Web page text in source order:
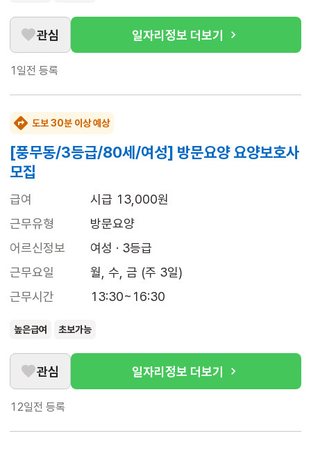
관심 일자리정보 더보기
1일전 등록
도보 30분 이상 예상
[풍무동/3등급/80세/여성] 방문요양 요양보호사
모집
급여
시급 13,000원
근무유형
방문요양
어르신정보
여성 · 3등급
근무요일
월, 수, 금 (주 3일)
근무시간
13:30~16:30
높은급여 초보가능
관심 일자리정보 더보기
12일전 등록